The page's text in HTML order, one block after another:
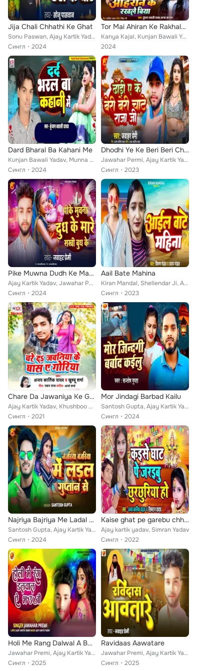
Jija Chali Chhathi Ke Ghat
Sonu Paswan, Ajay Kartik Yadav, Sarvesh Lal Yadav
Сингл
2024
Tor Mai Ahiran Ke Rakhale biya
Kanya Kajal, Kunjan Bawali Yadav, NIshar JI, Ajay Kartik Yadav
2024
Dard Bharal Ba Kahani Me
Kunjan Bawali Yadav, Munna Bihari, Ajay Kartik Yadav
Сингл
2024
Dhodhi Ye Ke Beri Beri Chate Raja Ji
Jawahar Permi, Ajay Kartik Yadav
Сингл
2023
Pike Muwna Dudh Ke Mare Sakhi Budh Ke
Ajay Kartik Yadav, Jawahar Permi
Сингл
2024
Aail Bate Mahina
Kiran Mandal, Shellendar Ji, Ajay Kartik Yadav
Сингл
2023
Chare Da Jawaniya Ke Ghas Ae Goriya
Ajay Kartik Yadav, Khushboo Sharma
Сингл
2021
Mor Jindagi Barbad Kailu
Santosh Gupta, Ajay Kartik Yadav
Сингл
2024
Najriya Bajriya Me Ladal Guptan Se
Santosh Gupta, Ajay Kartik Yadav
Сингл
2024
Kaise ghat pe garebu chhurchhuriya ho
Ajay kartik yadav, Simran Yadav
Сингл
2022
Holi Me Rang Dalwal A Bhawaji
Jawahar Premi, Ajay Kartik Yadav
Сингл
2025
Ravidaas Aawatare
Jawahar Premi, Ajay Kartik Yadav
Сингл
2025